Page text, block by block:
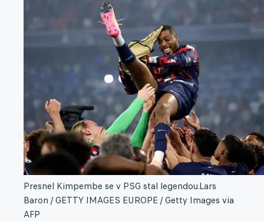
Presnel Kimpembe se v PSG stal legendou.Lars
Baron / GETTY IMAGES EUROPE / Getty Images via
AFP